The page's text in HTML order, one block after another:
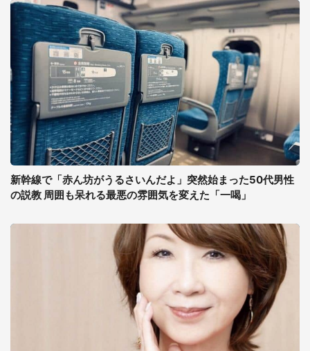
新幹線で「赤ん坊がうるさいんだよ」突然始まった50代男性
の説教 周囲も呆れる最悪の雰囲気を変えた「一喝」